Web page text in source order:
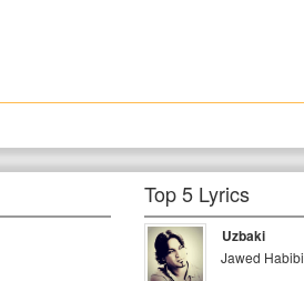
Top 5 Lyrics
Uzbaki
Jawed Habibi